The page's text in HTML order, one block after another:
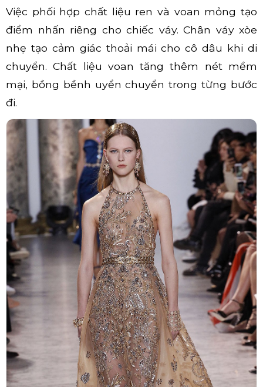
Việc phối hợp chất liệu ren và voan mỏng tạo
điểm nhấn riêng cho chiếc váy. Chân váy xòe
nhẹ tạo cảm giác thoải mái cho cô dâu khi di
chuyển. Chất liệu voan tăng thêm nét mềm
mại, bồng bềnh uyển chuyển trong từng bước
đi.